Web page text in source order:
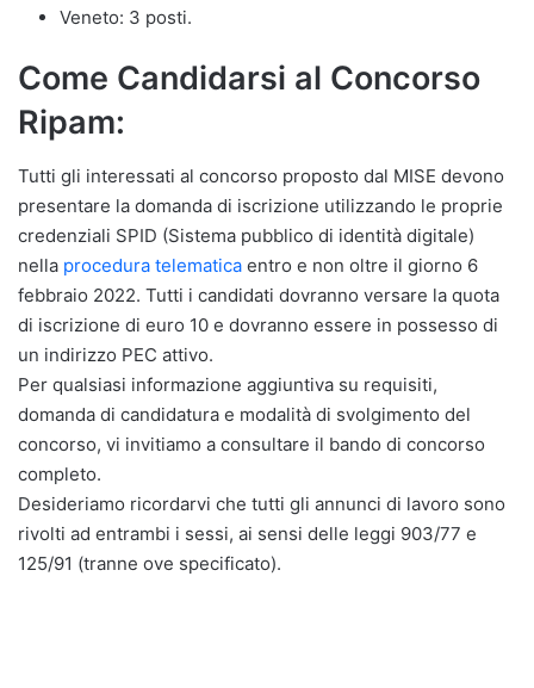
Veneto: 3 posti.
Come Candidarsi al Concorso
Ripam:
Tutti gli interessati al concorso proposto dal MISE devono
presentare la domanda di iscrizione utilizzando le proprie
credenziali SPID (Sistema pubblico di identità digitale)
nella procedura telematica entro e non oltre il giorno 6
febbraio 2022. Tutti i candidati dovranno versare la quota
di iscrizione di euro 10 e dovranno essere in possesso di
un indirizzo PEC attivo.
Per qualsiasi informazione aggiuntiva su requisiti,
domanda di candidatura e modalità di svolgimento del
concorso, vi invitiamo a consultare il bando di concorso
completo.
Desideriamo ricordarvi che tutti gli annunci di lavoro sono
rivolti ad entrambi i sessi, ai sensi delle leggi 903/77 e
125/91 (tranne ove specificato).